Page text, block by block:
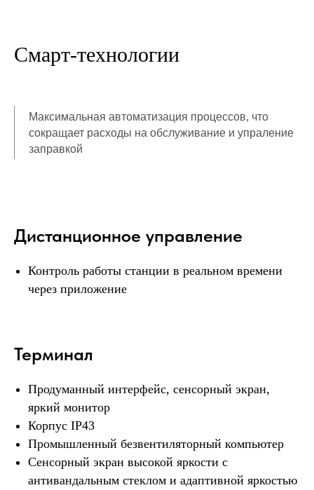
Смарт-технологии
Максимальная автоматизация процессов, что
сокращает расходы на обслуживание и упраление
заправкой
Дистанционное управление
Контроль работы станции в реальном времени
через приложение
Терминал
Продуманный интерфейс, сенсорный экран,
яркий монитор
Корпус IP43
Промышленный безвентиляторный компьютер
Сенсорный экран высокой яркости с
антивандальным стеклом и адаптивной яркостью
станцию под заказ — без переплат
и с быстрым запуском бизнеса.
Лизинг